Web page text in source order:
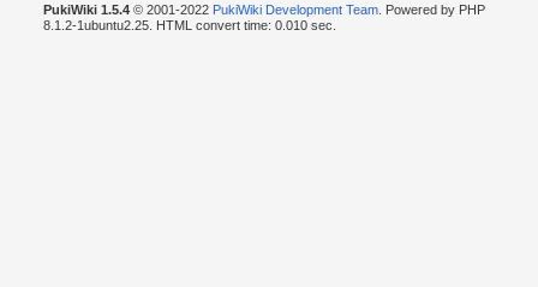
PukiWiki 1.5.4© 2001-2022 PukiWiki Development Team. Powered by PHP
8.1.2-1ubuntu2.25. HTML convert time: 0.010 sec.